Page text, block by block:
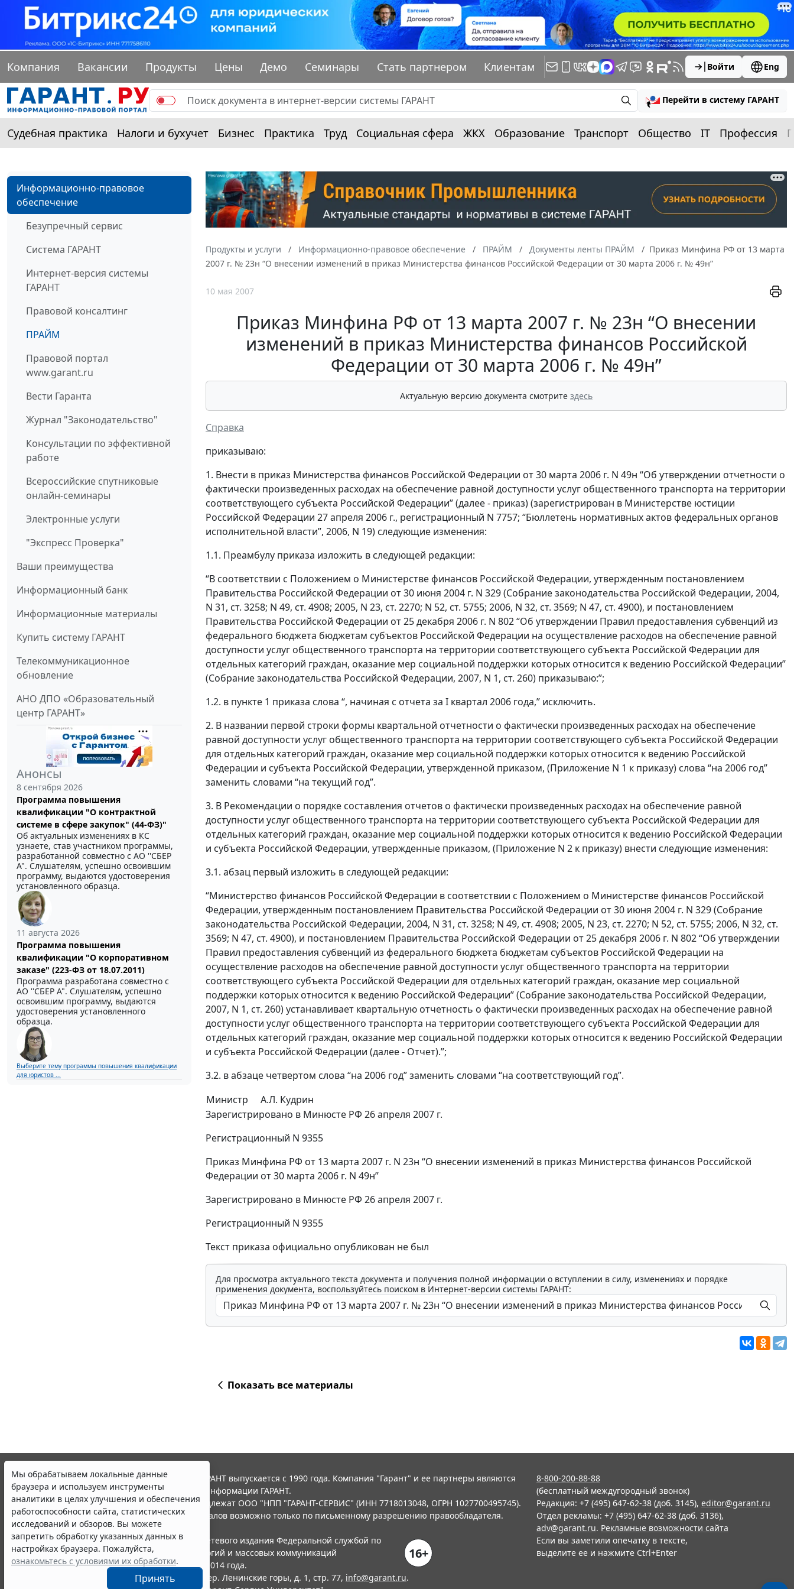
Компания Вакансии Продукты Цены Демо Семинары Стать партнером Клиентам Войти Eng
Перейти в систему ГАРАНТ
Судебная практика Налоги и бухучет Бизнес Практика Труд Социальная сфера ЖКХ Образование Транспорт Общество IT Профессия
Информационно-правовое
обеспечение
Безупречный сервис
Система ГАРАНТ
Интернет-версия системы
ГАРАНТ
Правовой консалтинг
ПРАЙМ
Правовой портал
www.garant.ru
Вести Гаранта
Журнал "Законодательство"
Консультации по эффективной
работе
Всероссийские спутниковые
онлайн-семинары
Электронные услуги
"Экспресс Проверка"
Ваши преимущества
Информационный банк
Информационные материалы
Купить систему ГАРАНТ
Телекоммуникационное
обновление
АНО ДПО «Образовательный
центр ГАРАНТ»
Анонсы
8 сентября 2026
Программа повышения
квалификации "О контрактной
системе в сфере закупок" (44-ФЗ)"
Об актуальных изменениях в КС
узнаете, став участником программы,
разработанной совместно с АО ''СБЕР
А". Слушателям, успешно освоившим
программу, выдаются удостоверения
установленного образца.
11 августа 2026
Программа повышения
квалификации "О корпоративном
заказе" (223-ФЗ от 18.07.2011)
Программа разработана совместно с
АО ''СБЕР А". Слушателям, успешно
освоившим программу, выдаются
удостоверения установленного
образца.
Выберите тему программы повышения квалификации
для юристов ...
Продукты и услуги Информационно-правовое обеспечение ПРАЙМ Документы ленты ПРАЙМ
Приказ Минфина РФ от 13 марта
2007 г. № 23н “О внесении изменений в приказ Министерства финансов Российской Федерации от 30 марта 2006 г. № 49н”
10 мая 2007
Приказ Минфина РФ от 13 марта 2007 г. № 23н “О внесении
изменений в приказ Министерства финансов Российской
Федерации от 30 марта 2006 г. № 49н”
Актуальную версию документа смотрите здесь
Справка
приказываю:
1. Внести в приказ Министерства финансов Российской Федерации от 30 марта 2006 г. N 49н “Об утверждении отчетности о
фактически произведенных расходах на обеспечение равной доступности услуг общественного транспорта на территории
соответствующего субъекта Российской Федерации” (далее - приказ) (зарегистрирован в Министерстве юстиции
Российской Федерации 27 апреля 2006 г., регистрационный N 7757; “Бюллетень нормативных актов федеральных органов
исполнительной власти”, 2006, N 19) следующие изменения:
1.1. Преамбулу приказа изложить в следующей редакции:
“В соответствии с Положением о Министерстве финансов Российской Федерации, утвержденным постановлением
Правительства Российской Федерации от 30 июня 2004 г. N 329 (Собрание законодательства Российской Федерации, 2004,
N 31, ст. 3258; N 49, ст. 4908; 2005, N 23, ст. 2270; N 52, ст. 5755; 2006, N 32, ст. 3569; N 47, ст. 4900), и постановлением
Правительства Российской Федерации от 25 декабря 2006 г. N 802 “Об утверждении Правил предоставления субвенций из
федерального бюджета бюджетам субъектов Российской Федерации на осуществление расходов на обеспечение равной
доступности услуг общественного транспорта на территории соответствующего субъекта Российской Федерации для
отдельных категорий граждан, оказание мер социальной поддержки которых относится к ведению Российской Федерации”
(Собрание законодательства Российской Федерации, 2007, N 1, ст. 260) приказываю:”;
1.2. в пункте 1 приказа слова “, начиная с отчета за I квартал 2006 года,” исключить.
2. В названии первой строки формы квартальной отчетности о фактически произведенных расходах на обеспечение
равной доступности услуг общественного транспорта на территории соответствующего субъекта Российской Федерации
для отдельных категорий граждан, оказание мер социальной поддержки которых относится к ведению Российской
Федерации и субъекта Российской Федерации, утвержденной приказом, (Приложение N 1 к приказу) слова “на 2006 год”
заменить словами “на текущий год”.
3. В Рекомендации о порядке составления отчетов о фактически произведенных расходах на обеспечение равной
доступности услуг общественного транспорта на территории соответствующего субъекта Российской Федерации для
отдельных категорий граждан, оказание мер социальной поддержки которых относится к ведению Российской Федерации
и субъекта Российской Федерации, утвержденные приказом, (Приложение N 2 к приказу) внести следующие изменения:
3.1. абзац первый изложить в следующей редакции:
“Министерство финансов Российской Федерации в соответствии с Положением о Министерстве финансов Российской
Федерации, утвержденным постановлением Правительства Российской Федерации от 30 июня 2004 г. N 329 (Собрание
законодательства Российской Федерации, 2004, N 31, ст. 3258; N 49, ст. 4908; 2005, N 23, ст. 2270; N 52, ст. 5755; 2006, N 32, ст.
3569; N 47, ст. 4900), и постановлением Правительства Российской Федерации от 25 декабря 2006 г. N 802 “Об утверждении
Правил предоставления субвенций из федерального бюджета бюджетам субъектов Российской Федерации на
осуществление расходов на обеспечение равной доступности услуг общественного транспорта на территории
соответствующего субъекта Российской Федерации для отдельных категорий граждан, оказание мер социальной
поддержки которых относится к ведению Российской Федерации” (Собрание законодательства Российской Федерации,
2007, N 1, ст. 260) устанавливает квартальную отчетность о фактически произведенных расходах на обеспечение равной
доступности услуг общественного транспорта на территории соответствующего субъекта Российской Федерации для
отдельных категорий граждан, оказание мер социальной поддержки которых относится к ведению Российской Федерации
и субъекта Российской Федерации (далее - Отчет).”;
3.2. в абзаце четвертом слова “на 2006 год” заменить словами “на соответствующий год”.
Министр
А.Л. Кудрин
Зарегистрировано в Минюсте РФ 26 апреля 2007 г.
Регистрационный N 9355
Приказ Минфина РФ от 13 марта 2007 г. N 23н “О внесении изменений в приказ Министерства финансов Российской
Федерации от 30 марта 2006 г. N 49н”
Зарегистрировано в Минюсте РФ 26 апреля 2007 г.
Регистрационный N 9355
Текст приказа официально опубликован не был
Для просмотра актуального текста документа и получения полной информации о вступлении в силу, изменениях и порядке
применения документа, воспользуйтесь поиском в Интернет-версии системы ГАРАНТ:
Показать все материалы
Мы обрабатываем локальные данные
браузера и используем инструменты
аналитики в целях улучшения и обеспечения
работоспособности сайта, статистических
исследований и обзоров. Вы можете
запретить обработку указанных данных в
настройках браузера. Пожалуйста,
ознакомьтесь с условиями их обработки.
Принять
© ООО "НПП "ГАРАНТ-СЕРВИС", 2026. Система ГАРАНТ выпускается с 1990 года. Компания "Гарант" и ее партнеры являются
участниками Российской ассоциации правовой информации ГАРАНТ.
Все права на материалы сайта ГАРАНТ.РУ принадлежат ООО "НПП "ГАРАНТ-СЕРВИС" (ИНН 7718013048, ОГРН 1027700495745).
Полное или частичное воспроизведение материалов возможно только по письменному разрешению правообладателя.
Правила использования портала.
Портал ГАРАНТ.РУ зарегистрирован в качестве сетевого издания Федеральной службой по
надзору в сфере связи,информационных технологий и массовых коммуникаций
(Роскомнадзором), Эл № ФС77-58365 от 18 июня 2014 года.
16+
ООО "НПП "ГАРАНТ-СЕРВИС", 119234, г. Москва, тер. Ленинские горы, д. 1, стр. 77, info@garant.ru.
8-800-200-88-88
(бесплатный междугородный звонок)
Редакция: +7 (495) 647-62-38 (доб. 3145), editor@garant.ru
Отдел рекламы: +7 (495) 647-62-38 (доб. 3136),
adv@garant.ru. Рекламные возможности сайта
Если вы заметили опечатку в тексте,
выделите ее и нажмите Ctrl+Enter